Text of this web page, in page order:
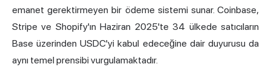
emanet gerektirmeyen bir ödeme sistemi sunar. Coinbase,
Stripe ve Shopify'ın Haziran 2025'te 34 ülkede satıcıların
Base üzerinden USDC'yi kabul edeceğine dair duyurusu da
aynı temel prensibi vurgulamaktadır.